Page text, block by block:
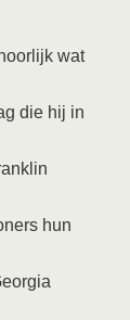
wat
die hij in
hun